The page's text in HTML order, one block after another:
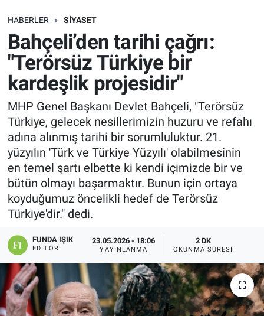
HABERLER SIYASET
Bahçeli’den tarihi çağrı:
"Terörsüz Türkiye bir
kardeşlik projesidir"
MHP Genel Başkanı Devlet Bahçeli, "Terörsüz
Türkiye, gelecek nesillerimizin huzuru ve refahı
adına alınmış tarihi bir sorumluluktur. 21.
yüzyılın 'Türk ve Türkiye Yüzyılı' olabilmesinin
en temel şartı elbette ki kendi içimizde bir ve
bütün olmayı başarmaktır. Bunun için ortaya
koyduğumuz öncelikli hedef de Terörsüz
Türkiye'dir." dedi.
FUNDA IŞIK
EDITÖR
23.05.2026 - 18:06
YAYINLANMA
2 DK
OKUNMA SÜRESI
SAĞLIK
EKONOMİ
EĞİTİM
ÖZEL HABER
Keşfet
ASTROLOJİ
MANŞET
İLAN
Bize ulaşın